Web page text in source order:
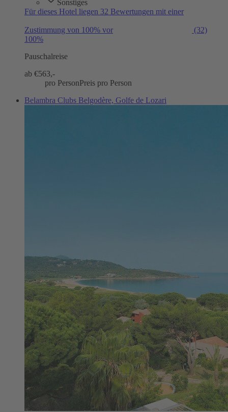
Sonstiges
Für dieses Hotel liegen 32 Bewertungen mit einer
Zustimmung von 100% vor
(32)
100%
Pauschalreise
ab €563,-
pro PersonPreis pro Person
Belambra Clubs Belgodère, Golfe de Lozari